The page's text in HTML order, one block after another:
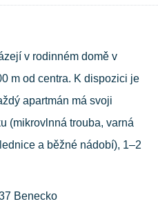
v rodinném domě v
m od centra. K dispozici je
apartmán má svoji
(mikrovlnná trouba, varná
a běžné nádobí), 1–2
Benecko